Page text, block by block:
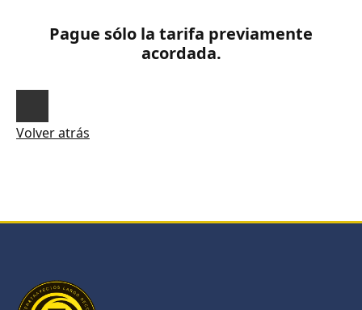
Pague sólo la tarifa previamente
acordada.
Volver atrás